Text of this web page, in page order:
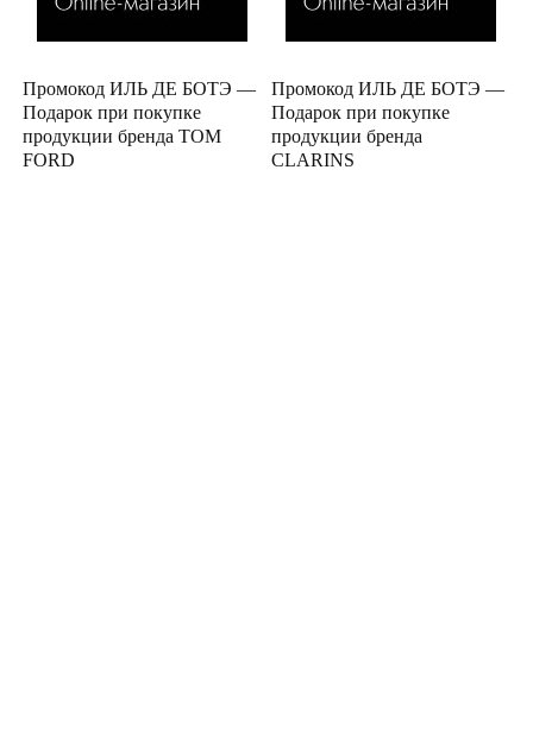
Промокод ИЛЬ ДЕ БОТЭ —
Подарок при покупке
продукции бренда TOM
FORD
Промокод ИЛЬ ДЕ БОТЭ —
Подарок при покупке
продукции бренда
CLARINS